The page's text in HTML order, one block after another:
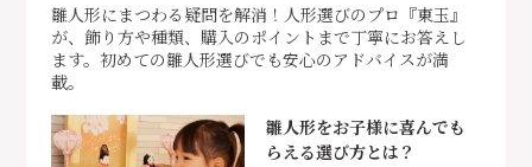
雛人形にまつわる疑問を解消！人形選びのプロ『東玉』
が、飾り方や種類、購入のポイントまで丁寧にお答えし
ます。初めての雛人形選びでも安心のアドバイスが満
載。
雛人形をお子様に喜んでも
らえる選び方とは？